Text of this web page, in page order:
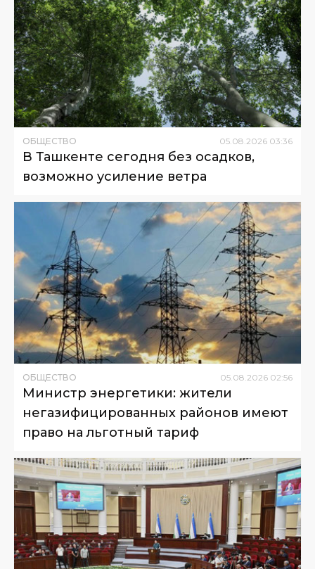
ОБЩЕСТВО 05.08.2026 03:36
В Ташкенте сегодня без осадков,
возможно усиление ветра
ОБЩЕСТВО 05 08 2026 02:56
Министр энергетики: жители
негазифицированных районов имеют
право на льготный тариф